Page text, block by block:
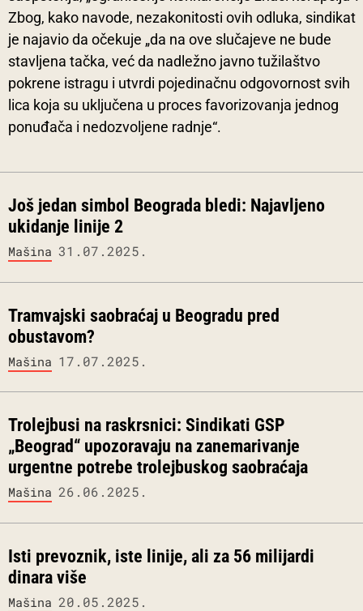
Zbog, kako navode, nezakonitosti ovih odluka, sindikat
je najavio da očekuje „da na ove slučajeve ne bude
stavljena tačka, već da nadležno javno tužilaštvo
pokrene istragu i utvrdi pojedinačnu odgovornost svih
lica koja su uključena u proces favorizovanja jednog
ponuđača i nedozvoljene radnje“.
Još jedan simbol Beograda bledi: Najavljeno
ukidanje linije 2
Mašina 31.07.2025.
Tramvajski saobraćaj u Beogradu pred
obustavom?
Mašina 17.07.2025.
Trolejbusi na raskrsnici: Sindikati GSP
„Beograd“ upozoravaju na zanemarivanje
urgentne potrebe trolejbuskog saobraćaja
Mašina 26.06.2025.
Isti prevoznik, iste linije, ali za 56 milijardi
dinara više
Mašina 20.05.2025.